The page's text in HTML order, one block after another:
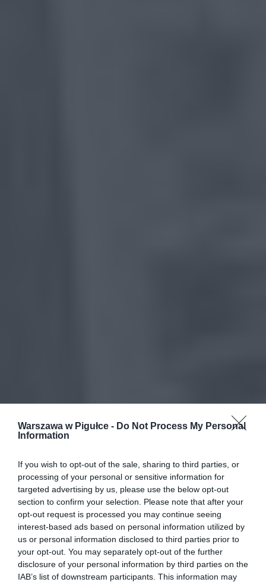
Warszawa w Pigułce - Do Not Process My Personal
Information
If you wish to opt-out of the sale, sharing to third parties, or
processing of your personal or sensitive information for
targeted advertising by us, please use the below opt-out
section to confirm your selection. Please note that after your
opt-out request is processed you may continue seeing
interest-based ads based on personal information utilized by
us or personal information disclosed to third parties prior to
your opt-out. You may separately opt-out of the further
disclosure of your personal information by third parties on the
IAB’s list of downstream participants. This information may